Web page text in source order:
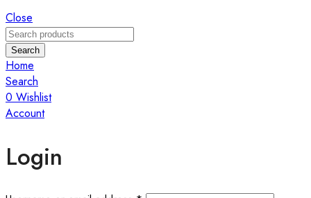
Close
Search
Home
Search
0 Wishlist
Account
Login